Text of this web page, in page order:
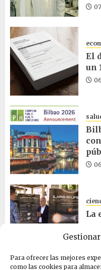
Para ofrecer las mejores
como las cookies para
El
un
La